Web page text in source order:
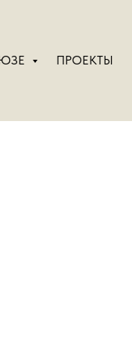
ПРОЕКТЫ